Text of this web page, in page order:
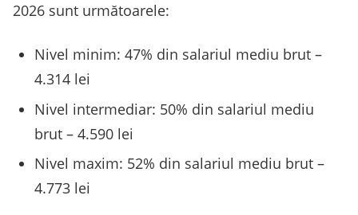
2026 sunt următoarele:
Nivel minim: 47% din salariul mediu brut –
4.314 lei
Nivel intermediar: 50% din salariul mediu
brut – 4.590 lei
Nivel maxim: 52% din salariul mediu brut –
4.773 lei